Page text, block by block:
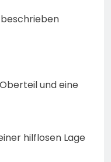
und eine
hilflosen Lage